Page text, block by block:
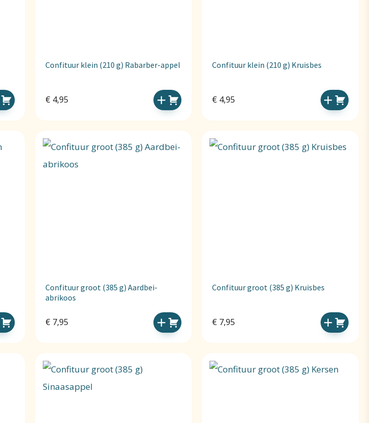
Confituur klein (210 g) Rabarber-appel
€ 4,95
Confituur klein (210 g) Kruisbes
€ 4,95
Confituur groot (385 g) Aardbei-
abrikoos
€ 7,95
Confituur groot (385 g) Kruisbes
€ 7,95